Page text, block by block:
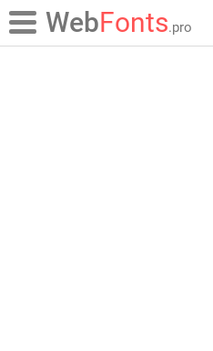
WebFonts.pro